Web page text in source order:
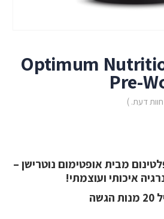
Optimum
Pre-
חוות דעת. )
מבית אופטימום נוטרישן –
איכותי ועוצמתי!
הגשה